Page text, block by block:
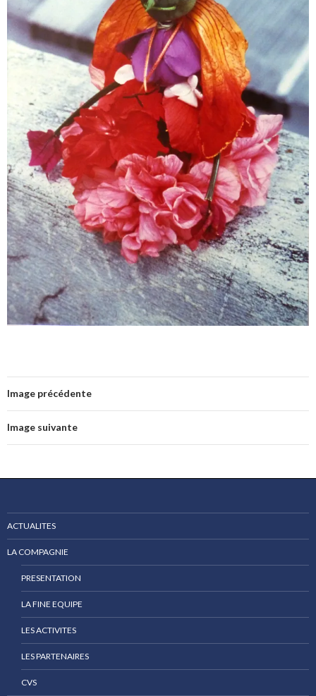
Image précédente
Image suivante
ACTUALITES
LA COMPAGNIE
PRESENTATION
LA FINE EQUIPE
LES ACTIVITES
LES PARTENAIRES
CVS